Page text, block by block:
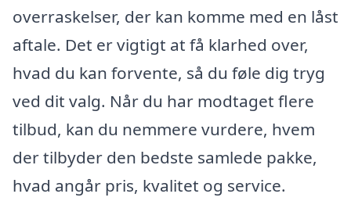
overraskelser, der kan komme med en låst
aftale. Det er vigtigt at få klarhed over,
hvad du kan forvente, så du føle dig tryg
ved dit valg. Når du har modtaget flere
tilbud, kan du nemmere vurdere, hvem
der tilbyder den bedste samlede pakke,
hvad angår pris, kvalitet og service.